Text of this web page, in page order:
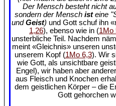
Der Mensch besteht nicht
sondern der Mensch isteine
undGeist) und Gott schuf ihn
1,26), ebenso wie in (1Mo
unsterbliche Teil. Nachdem
meint «Gleichnis» unseren
unserem Kopf (1Mo 6,3). Wir
wie Gott, als unsichtbare
Engel), wir haben aber
aus Fleisch und Knochen
dem geistlichen Körper – die
Gott gehorchen